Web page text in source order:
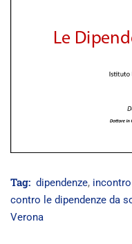
Tag: dipendenze,
contro le dipendenze da
Verona